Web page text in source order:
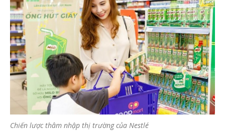
Chiến lược thâm nhập thị trường của Nestlé